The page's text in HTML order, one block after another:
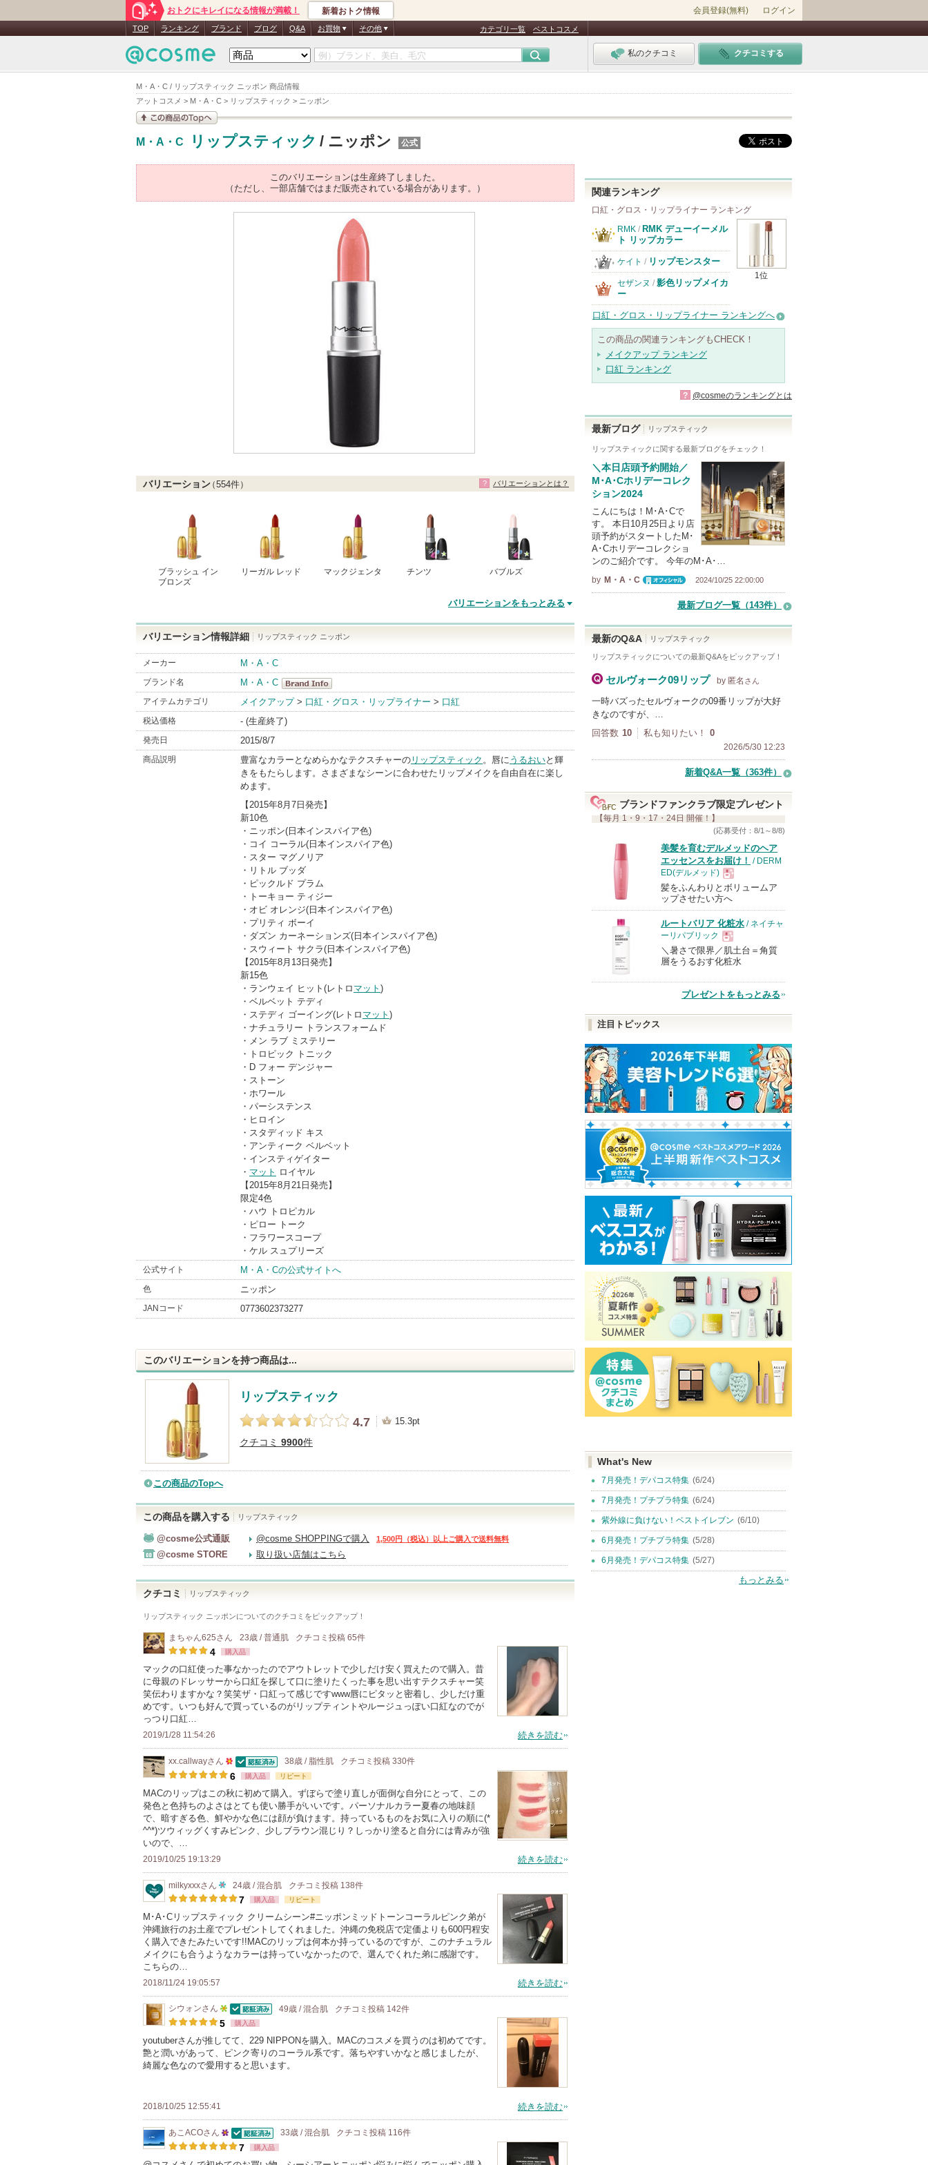
M・A・C / リップスティック ニッポン 商品情報
アットコスメ > M・A・C > リップスティック > ニッポン
おトクにキレイになる情報が満載！ 新着おトク情報 会員登録(無料) ログイン
TOP ランキング ブランド ブログ Q&A お買物 その他 カテゴリ一覧 ベストコスメ
私のクチコミ クチコミする
この商品の情報を見
M・A・C リップスティック / ニッポン 公式
このバリエーションは生産終了しました。
（ただし、一部店舗ではまだ販売されている場合があります。）
バリエーション（554件）
ブラッシュ イン
ブロンズ
リーガル レッド マックジェンタ チンツ バブルズ
バリエーションをもっとみる
バリエーションとは？
バリエーション情報詳細 リップスティック ニッポン
メーカー M・A・C
ブランド名
M・A・C
M・A・C
BrandInfo
アイテムカテゴリ メイクアップ> 口紅・グロス・リップライナー > 口紅
税込価格 - (生産終了)
発売日 2015/8/7
商品説明 豊富なカラーとなめらかなテクスチャーの リップスティック 。唇に うるおいと輝
きをもたらします。さまざまなシーンに合わせたリップメイクを自由自在に楽し
めます。
【2015年8月7日発売】
新10色
・ニッポン(日本インスパイア色)
・コイ コーラル(日本インスパイア色)
・スター マグノリア
・リトル ブッダ
・ピックルド プラム
・トーキョー ティジー
・オビ オレンジ(日本インスパイア色)
・プリティ ボーイ
・ダズン カーネーションズ(日本インスパイア色)
・スウィート サクラ(日本インスパイア色)
【2015年8月13日発売】
新15色
・ランウェイ ヒット(レトロ マット )
・ベルベット テディ
・ステディ ゴーイング(レトロ マット )
・ナチュラリー トランスフォームド
・メン ラブ ミステリー
・トロピック トニック
・D フォー デンジャー
・ストーン
・ホワール
・パーシステンス
・ヒロイン
・スタディッド キス
・アンティーク ベルベット
・インスティゲイター
・ マット ロイヤル
【2015年8月21日発売】
限定4色
・ハウ トロピカル
・ピロー トーク
・フラワースコープ
・ケル スュプリーズ
公式サイト M・A・Cの公式サイトへ
色 ニッポン
JANコード 0773602373277
このバリエーションを持つ商品は...
リップスティック
4.7
15.3pt
クチコミ 9900件
この商品のTopへ
この商品を購入する リップスティック
@cosme公式通販 @cosme SHOPPINGで購入 1,500円（税込）以上ご購入で送料無料
@cosme STORE 取り扱い店舗はこちら
クチコミ リップスティック
リップスティック ニッポンについてのクチコミをピックアップ！
まちゃん625さん 23歳 / 普通肌 クチコミ投稿 65件
4 購入品
マックの口紅使った事なかったのでアウトレットで少しだけ安く買えたので購入。昔
に母親のドレッサーから口紅を探して口に塗りたくった事を思い出すテクスチャー笑
笑伝わりますかな？笑笑ザ・口紅って感じですwww唇にピタッと密着し、少しだけ重
めです。いつも好んで買っているのがリップティントやルージュっぽい口紅なのでが
っつり口紅…
2019/1/28 11:54:26 続きを読む
xx.callwayさん
50
人
以
上
ン
バ
ー
に
お
気
り
登
録
さ
れ
ま
す
認証済
38歳 / 脂性肌 クチコミ投稿 330件
6 購入品 リピート
MACのリップはこの秋に初めて購入。ずぼらで塗り直しが面倒な自分にとって、この
発色と色持ちのよさはとても使い勝手がいいです。パーソナルカラー夏春の地味顔
で、暗すぎる色、鮮やかな色には顔が負けます。持っているものをお気に入りの順に(*
^^*)ツウィッグくすみピンク、少しブラウン混じり？しっかり塗ると自分には青みが強
いので、…
2019/10/25 19:13:29 続きを読む
milkyxxxさん
10
人
以
上
メ
ン
バ
ー
に
お
入
り
登
録
24歳 / 混合肌 クチコミ投稿 138件
7 購入品 リピート
M･A･Cリップスティック クリームシーン#ニッポンミッドトーンコーラルピンク弟が
沖縄旅行のお土産でプレゼントしてくれました。沖縄の免税店で定価よりも600円程安
く購入できたみたいです!!MACのリップは何本か持っているのですが、このナチュラル
メイクにも合うようなカラーは持っていなかったので、選んでくれた弟に感謝です。
こちらの…
2018/11/24 19:05:57 続きを読む
シウォンさん
5
人
以
上
ン
バ
ー
認証済
49歳 / 混合肌 クチコミ投稿 142件
5 購入品
youtuberさんが推してて、229 NIPPONを購入。MACのコスメを買うのは初めてです。
艶と潤いがあって、ピンク寄りのコーラル系です。落ちやすいかなと感じましたが、
綺麗な色なので愛用すると思います。
2018/10/25 12:55:41 続きを読む
あこACOさん
25
人
認証済
33歳 / 混合肌 クチコミ投稿 116件
7 購入品
関連ランキング
口紅・グロス・リップライナー ランキング
1位
RMK / RMK デューイーメル
ト リップカラー
ケイト / リップモンスター
セザンヌ / 影色リップメイカ
ー
口紅・グロス・リップライナー ランキングへ
この商品の関連ランキングもCHECK！
メイクアップ ランキング
口紅 ランキング
? @cosmeのランキングとは
最新ブログ リップスティック
リップスティック に関する最新ブログをチェック！
＼本日店頭予約開始／
M･A･Cホリデーコレク
ション2024
こんにちは！M･A･Cで
す。 本日10月25日より店
頭予約がスタートしたM･
A･Cホリデーコレクショ
ンのご紹介です。 今年のM･A･…
by M・A・C
2024/10/25 22:00:00
最新ブログ一覧（143件）
最新のQ&A リップスティック
リップスティック についての最新Q&Aをピックアップ！
セルヴォーク09リップ by 匿名 さん
一時バズったセルヴォークの09番リップが大好
きなのですが、…
回答数 10 私も知りたい！ 0
2026/5/30 12:23
新着Q&A一覧（363件）
ブランドファンクラブ限定プレゼント
【毎月 1・9・17・24日 開催！】
(応募受付：8/1～8/8)
美髪を育むデルメッドのヘア
エッセンスをお届け！ / DERM
ED(デルメッド)
現
品
髪をふんわりとボリュームア
ップさせたい方へ
ルートバリア 化粧水 / ネイチャ
ーリパブリック
現
品
＼暑さで限界／肌土台＝角質
層をうるおす化粧水
プレゼントをもっとみる
注目トピックス
What's New
7月発売！デパコス特集 (6/24)
7月発売！プチプラ特集 (6/24)
紫外線に負けない！ベストイレブン (6/10)
6月発売！プチプラ特集 (5/28)
6月発売！デパコス特集 (5/27)
もっとみる